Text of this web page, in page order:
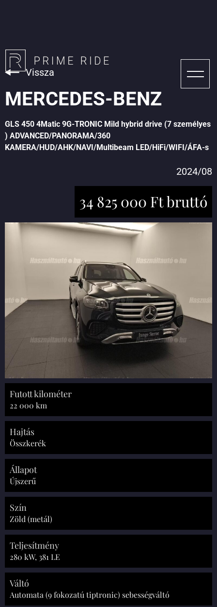
Vissza
MERCEDES-BENZ
GLS 450 4Matic 9G-TRONIC Mild hybrid drive (7 személyes
) ADVANCED/PANORAMA/360
KAMERA/HUD/AHK/NAVI/Multibeam LED/HiFi/WIFI/ÁFA-s
2024/08
34 825 000 Ft bruttó
Futott kilométer
22 000 km
Hajtás
Összkerék
Állapot
Újszerű
Szín
Zöld (metál)
Teljesítmény
280 kW, 381 LE
Váltó
Automata (9 fokozatú tiptronic) sebességváltó